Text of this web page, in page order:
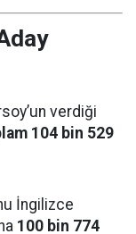
verdiği
104 bin 529
İngilizce
100 bin 774